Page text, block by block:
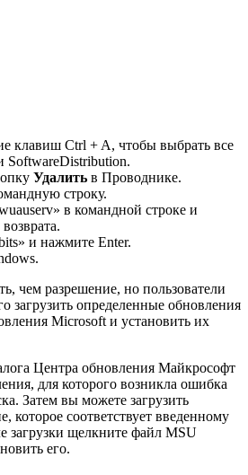
клавиш Ctrl + A, чтобы выбрать все
SoftwareDistribution.
Удалить в Проводнике.
строку.
в командной строке и
и нажмите Enter.
чем разрешение, но пользователи
загрузить определенные обновления
Microsoft и установить их
Центра обновления Майкрософт
для которого возникла ошибка
Затем вы можете загрузить
которое соответствует введенному
загрузки щелкните файл MSU
его.